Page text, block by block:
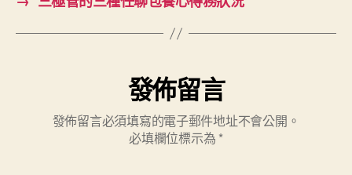
發佈留言
發佈留言必須填寫的電子郵件地址不會公開。
必填欄位標示為 *